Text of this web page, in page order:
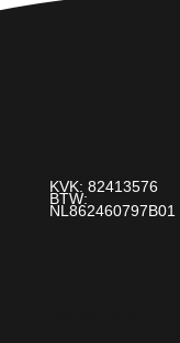
KVK: 82413576
BTW:
NL862460797B01